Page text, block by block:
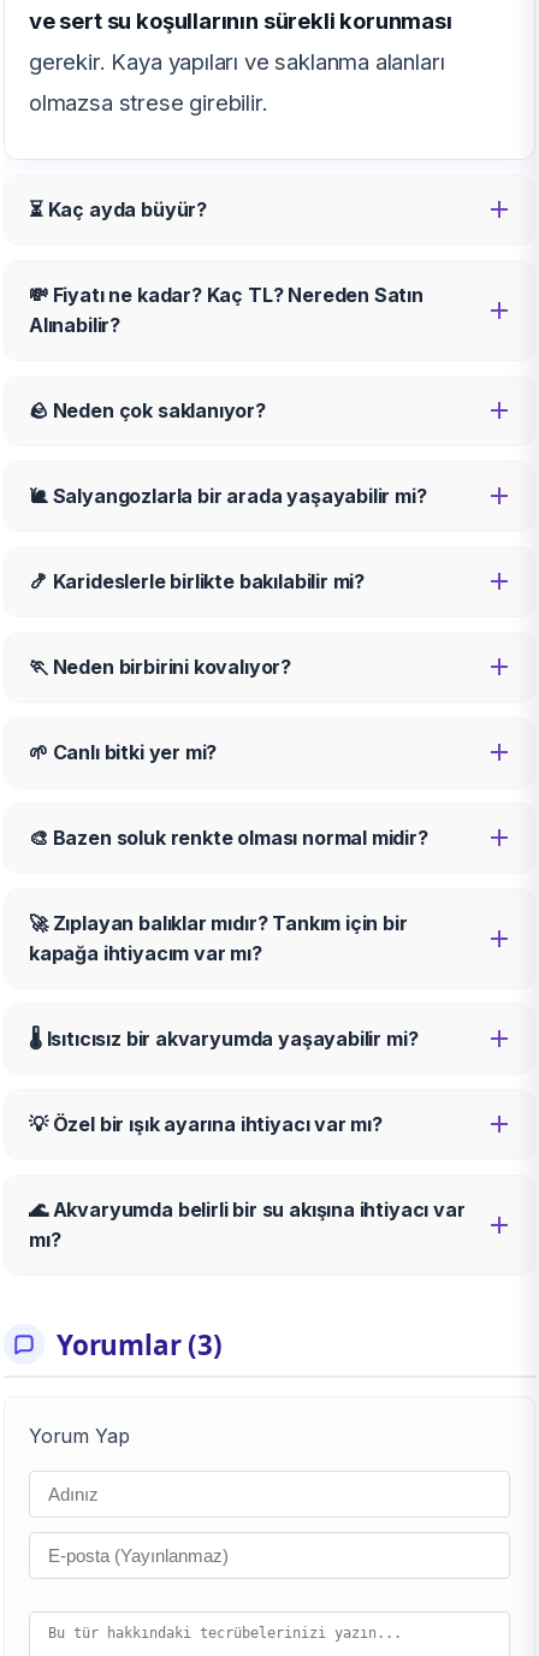
ve sert su koşullarının sürekli korunması
gerekir. Kaya yapıları ve saklanma alanları
olmazsa strese girebilir.
⏳ Kaç ayda büyür?
💸 Fiyatı ne kadar? Kaç TL? Nereden Satın
Alınabilir?
🪨 Neden çok saklanıyor?
🐌 Salyangozlarla bir arada yaşayabilir mi?
🍤 Karideslerle birlikte bakılabilir mi?
🏃 Neden birbirini kovalıyor?
🌱 Canlı bitki yer mi?
🎨 Bazen soluk renkte olması normal midir?
🚀 Zıplayan balıklar mıdır? Tankım için bir
kapağa ihtiyacım var mı?
🌡️ Isıtıcısız bir akvaryumda yaşayabilir mi?
💡 Özel bir ışık ayarına ihtiyacı var mı?
🌊 Akvaryumda belirli bir su akışına ihtiyacı var
mı?
Yorumlar (3)
Yorum Yap